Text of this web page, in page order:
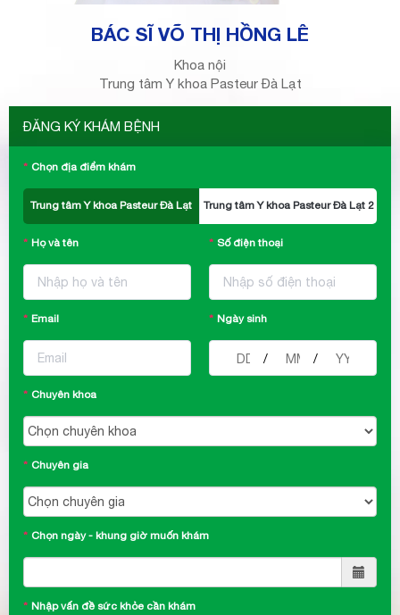
BÁC SĨ VÕ THỊ HỒNG LÊ
Khoa nội
Trung tâm Y khoa Pasteur Đà Lạt
ĐĂNG KÝ KHÁM BỆNH
Chọn địa điểm khám
Trung tâm Y khoa Pasteur Đà Lạt Trung tâm Y khoa Pasteur Đà Lạt 2
Họ và tên Số điện thoại
Email Ngày sinh
/ /
Chuyên khoa
Chuyên gia
Chọn ngày - khung giờ muốn khám
Nhập vấn đề sức khỏe cần khám